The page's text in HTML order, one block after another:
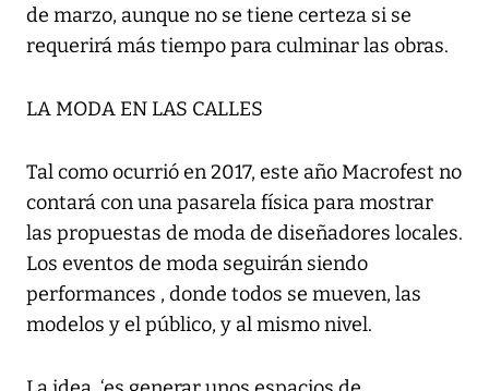
de marzo, aunque no se tiene certeza si se
requerirá más tiempo para culminar las obras.
LA MODA EN LAS CALLES
Tal como ocurrió en 2017, este año Macrofest no
contará con una pasarela física para mostrar
las propuestas de moda de diseñadores locales.
Los eventos de moda seguirán siendo
performances , donde todos se mueven, las
modelos y el público, y al mismo nivel.